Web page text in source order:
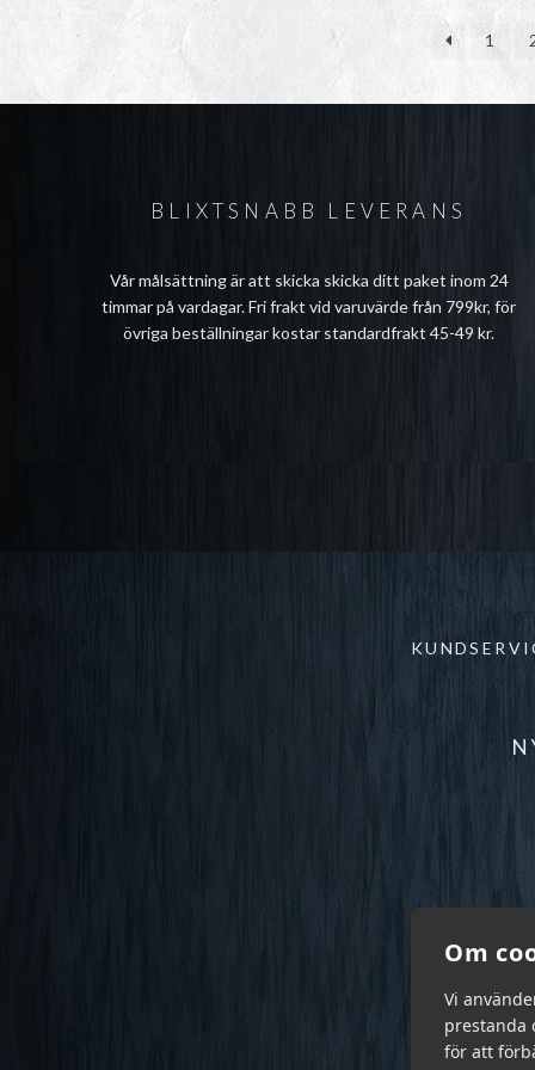
Om
Vi
prestanda
för att
1
BLIXTSNABB LEVERANS
Vår målsättning är att skicka skicka ditt paket inom 24
timmar på vardagar. Fri frakt vid varuvärde från 799kr, för
övriga beställningar kostar standardfrakt 45-49 kr.